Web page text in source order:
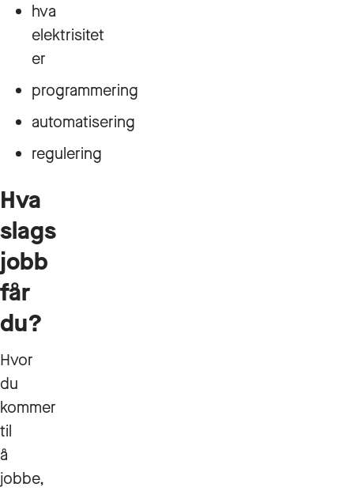
hva
elektrisitet
er
programmering
automatisering
regulering
Hva
slags
jobb
får
du?
Hvor
du
kommer
til
å
jobbe,